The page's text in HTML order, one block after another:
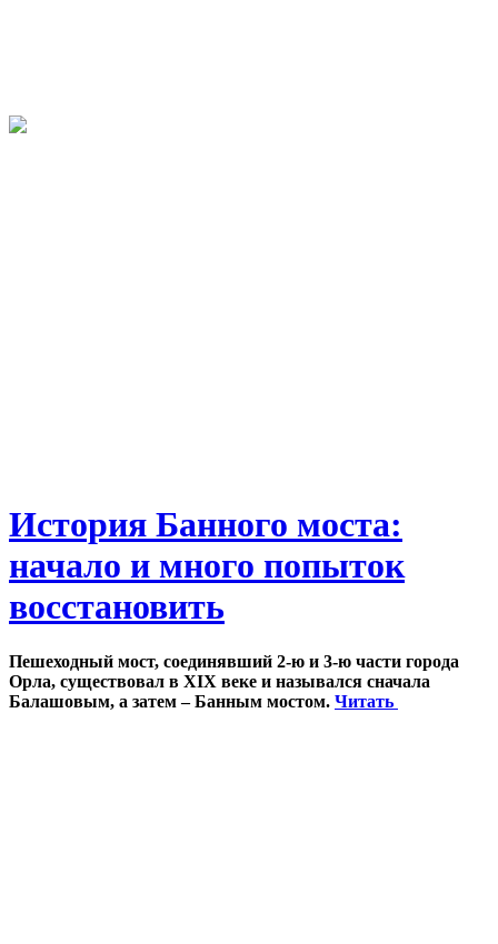
История Банного моста:
начало и много попыток
восстановить
Пешеходный мост, соединявший 2-ю и 3-ю части города
Орла, существовал в XIX веке и назывался сначала
Балашовым, а затем – Банным мостом. Читать